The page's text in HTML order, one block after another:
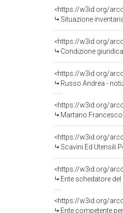
<https://w3id.org/
Situazione
<https://w3id.org/
Condizione
<https://w3id.org/
Russo Andrea -
<https://w3id.org/
Martano
<https://w3id.org/
Scavini Ed Utensili
<https://w3id.org/
Ente schedatore
<https://w3id.org/
Ente competente